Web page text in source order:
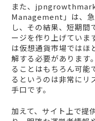
また、
Management」は、
し、その結果、短期間
ージを作り上げていま
は仮想通貨市場ではほ
解する必要があります
ることはもちろん可能
るというのは非常にリ
手口です。
加えて、サイト上で提